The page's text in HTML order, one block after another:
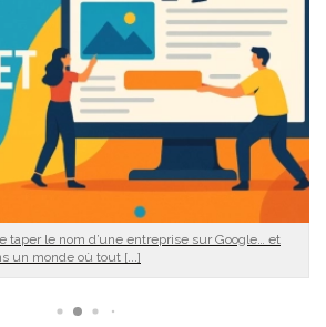
sur Google… et
Introduction Le